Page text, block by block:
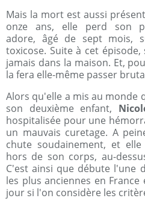
Mais la mort est aussi
onze ans, elle perd son
adore, âgé de sept mois,
toxicose. Suite à cet
jamais dans la maison. Et,
la fera elle-même passer
Alors qu'elle a mis au monde
son deuxième enfant,
hospitalisée pour une
un mauvais curetage. A
chute soudainement, et
hors de son corps, au-
C'est ainsi que débute l'une
les plus anciennes en
jour si l'on considère les